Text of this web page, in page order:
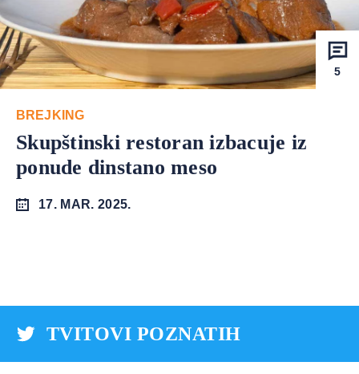
5
BREJKING
Skupštinski restoran izbacuje iz
ponude dinstano meso
17. MAR. 2025.
TVITOVI POZNATIH